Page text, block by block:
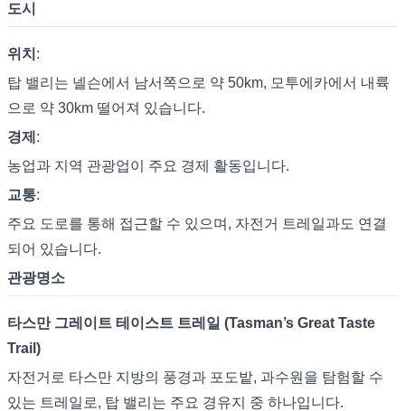
도시
위치 :
탑 밸리는 넬슨에서 남서쪽으로 약 50km, 모투에카에서 내륙
으로 약 30km 떨어져 있습니다.
경제 :
농업과 지역 관광업이 주요 경제 활동입니다.
교통:
주요 도로를 통해 접근할 수 있으며, 자전거 트레일과도 연결
되어 있습니다.
관광명소
타스만 그레이트 테이스트 트레일 (Tasman’s Great Taste
Trail)
자전거로 타스만 지방의 풍경과 포도밭, 과수원을 탐험할 수
있는 트레일로, 탑 밸리는 주요 경유지 중 하나입니다.